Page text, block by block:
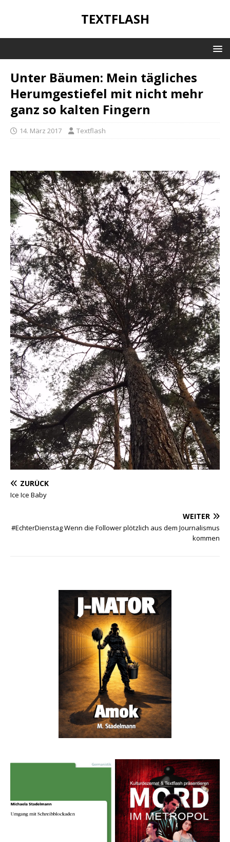
TEXTFLASH
Unter Bäumen: Mein tägliches
Herumgestiefel mit nicht mehr
ganz so kalten Fingern
14. März 2017 Textflash
ZURÜCK
Ice Ice Baby
WEITER
#EchterDienstag Wenn die Follower plötzlich aus dem Journalismus
kommen